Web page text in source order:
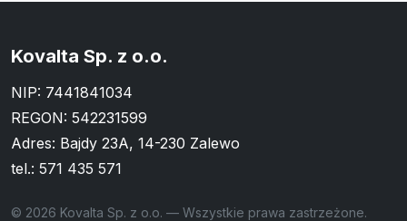
Kovalta Sp. z o.o.
NIP: 7441841034
REGON: 542231599
Adres: Bajdy 23A, 14-230 Zalewo
tel.: 571 435 571
© 2026 Kovalta Sp. z o.o. — Wszystkie prawa zastrzeżone.